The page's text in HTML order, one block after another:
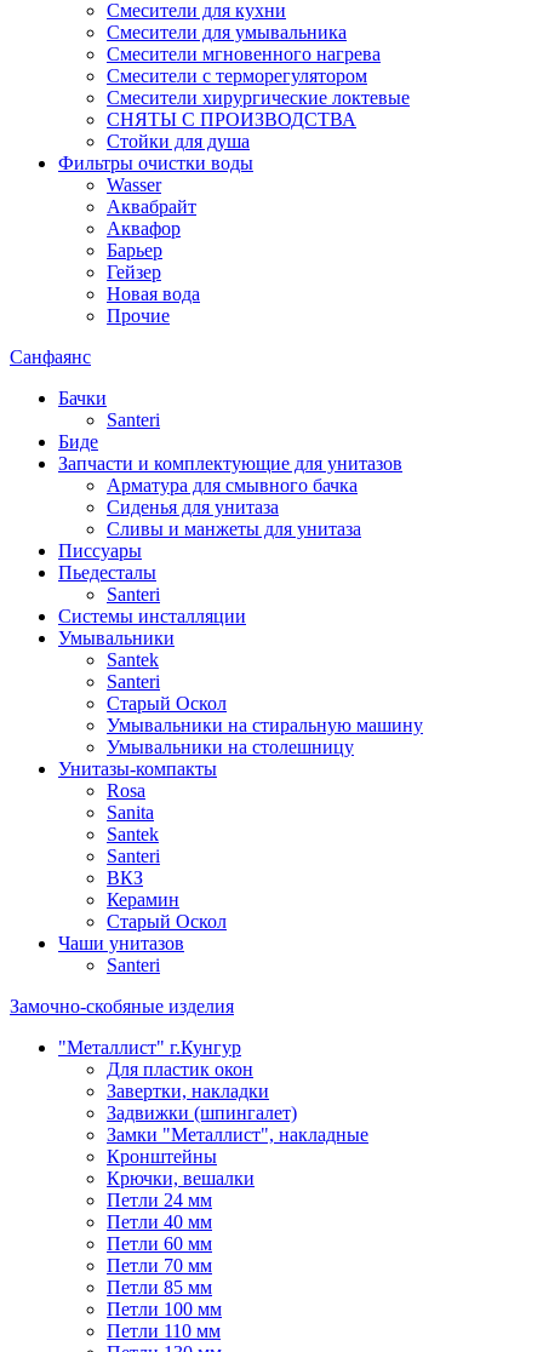
Смесители для кухни
Смесители для умывальника
Смесители мгновенного нагрева
Смесители с терморегулятором
Смесители хирургические локтевые
СНЯТЫ С ПРОИЗВОДСТВА
Стойки для душа
Фильтры очистки воды
Wasser
Аквабрайт
Аквафор
Барьер
Гейзер
Новая вода
Прочие
Санфаянс
Бачки
Santeri
Биде
Запчасти и комплектующие для унитазов
Арматура для смывного бачка
Сиденья для унитаза
Сливы и манжеты для унитаза
Писсуары
Пьедесталы
Santeri
Системы инсталляции
Умывальники
Santek
Santeri
Старый Оскол
Умывальники на стиральную машину
Умывальники на столешницу
Унитазы-компакты
Rosa
Sanita
Santek
Santeri
ВКЗ
Керамин
Старый Оскол
Чаши унитазов
Santeri
Замочно-скобяные изделия
"Металлист" г.Кунгур
Для пластик окон
Завертки, накладки
Задвижки (шпингалет)
Замки "Металлист", накладные
Кронштейны
Крючки, вешалки
Петли 24 мм
Петли 40 мм
Петли 60 мм
Петли 70 мм
Петли 85 мм
Петли 100 мм
Петли 110 мм